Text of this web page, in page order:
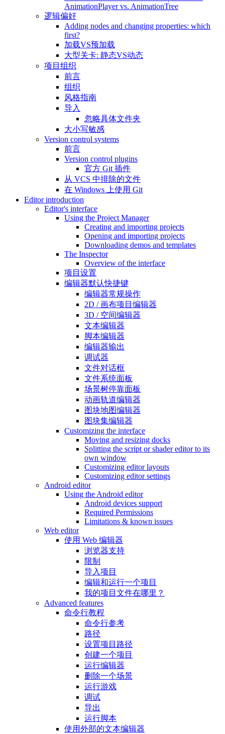
AnimationPlayer vs. AnimationTree
逻辑偏好
Adding nodes and changing properties: which
first?
加载VS预加载
大型关卡: 静态VS动态
项目组织
前言
组织
风格指南
导入
忽略具体文件夹
大小写敏感
Version control systems
前言
Version control plugins
官方 Git 插件
从 VCS 中排除的文件
在 Windows 上使用 Git
Editor introduction
Editor's interface
Using the Project Manager
Creating and importing projects
Opening and importing projects
Downloading demos and templates
The Inspector
Overview of the interface
项目设置
编辑器默认快捷键
编辑器常规操作
2D / 画布项目编辑器
3D / 空间编辑器
文本编辑器
脚本编辑器
编辑器输出
调试器
文件对话框
文件系统面板
场景树停靠面板
动画轨道编辑器
图块地图编辑器
图块集编辑器
Customizing the interface
Moving and resizing docks
Splitting the script or shader editor to its
own window
Customizing editor layouts
Customizing editor settings
Android editor
Using the Android editor
Android devices support
Required Permissions
Limitations & known issues
Web editor
使用 Web 编辑器
浏览器支持
限制
导入项目
编辑和运行一个项目
我的项目文件在哪里？
Advanced features
命令行教程
命令行参考
路径
设置项目路径
创建一个项目
运行编辑器
删除一个场景
运行游戏
调试
导出
运行脚本
使用外部的文本编辑器